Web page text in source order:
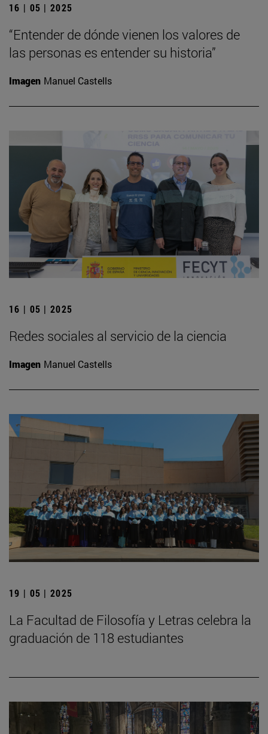
16 | 05 | 2025
“Entender de dónde vienen los valores de
las personas es entender su historia”
Imagen Manuel Castells
16 | 05 | 2025
Redes sociales al servicio de la ciencia
Imagen Manuel Castells
19 | 05 | 2025
La Facultad de Filosofía y Letras celebra la
graduación de 118 estudiantes